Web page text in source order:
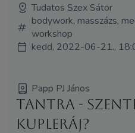
Tudatos Szex Sátor
bodywork, masszázs,
workshop
kedd, 2022-06-21.,
Papp PJ János
Tantra -
kupleráj?